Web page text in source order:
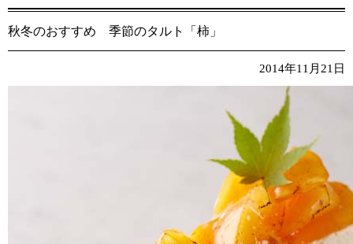
秋冬のおすすめ 季節のタルト「柿」
2014年11月21日